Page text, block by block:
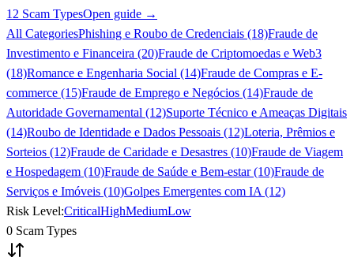
12 Scam TypesOpen guide →
All CategoriesPhishing e Roubo de Credenciais (18)Fraude de
Investimento e Financeira (20)Fraude de Criptomoedas e Web3
(18)Romance e Engenharia Social (14)Fraude de Compras e E-
commerce (15)Fraude de Emprego e Negócios (14)Fraude de
Autoridade Governamental (12)Suporte Técnico e Ameaças Digitais
(14)Roubo de Identidade e Dados Pessoais (12)Loteria, Prêmios e
Sorteios (12)Fraude de Caridade e Desastres (10)Fraude de Viagem
e Hospedagem (10)Fraude de Saúde e Bem-estar (10)Fraude de
Serviços e Imóveis (10)Golpes Emergentes com IA (12)
Risk Level:CriticalHighMediumLow
0 Scam Types